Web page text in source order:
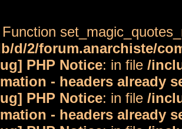
Function
d/2/forum.anarchiste/
PHP Notice: in file /
- headers already
PHP Notice: in file /
- headers already